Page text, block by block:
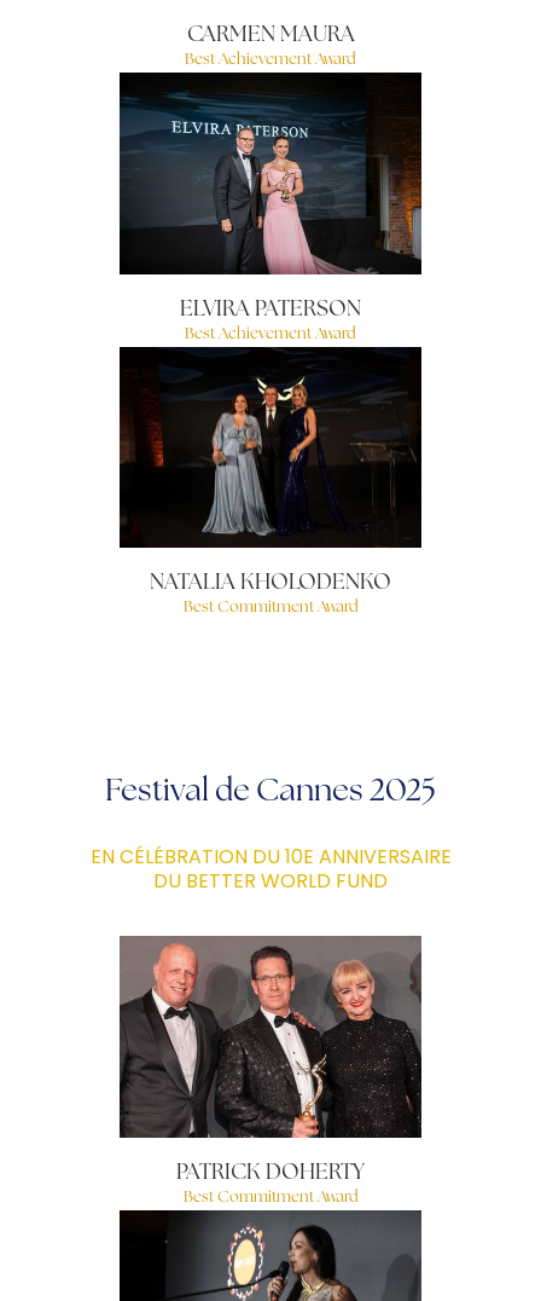
CARMEN MAURA
Best Achievement Award
ELVIRA PATERSON
Best Achievement Award
NATALIA KHOLODENKO
Best Commitment Award
Festival de Cannes 2025
EN CÉLÉBRATION DU 10E ANNIVERSAIRE
DU BETTER WORLD FUND
PATRICK DOHERTY
Best Commitment Award